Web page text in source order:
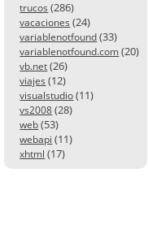
trucos (286)
vacaciones (24)
variablenotfound (33)
variablenotfound.com (20)
vb.net (26)
viajes (12)
visualstudio (11)
vs2008 (28)
web (53)
webapi (11)
xhtml (17)